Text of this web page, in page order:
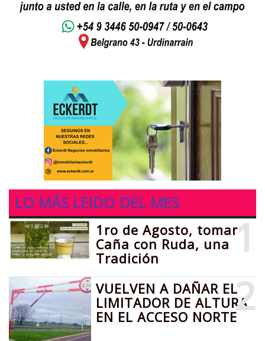
LO MÁS LEIDO DEL MES
1
1ro de Agosto, tomar
Caña con Ruda, una
Tradición
2
VUELVEN A DAÑAR EL
LIMITADOR DE ALTURA
EN EL ACCESO NORTE